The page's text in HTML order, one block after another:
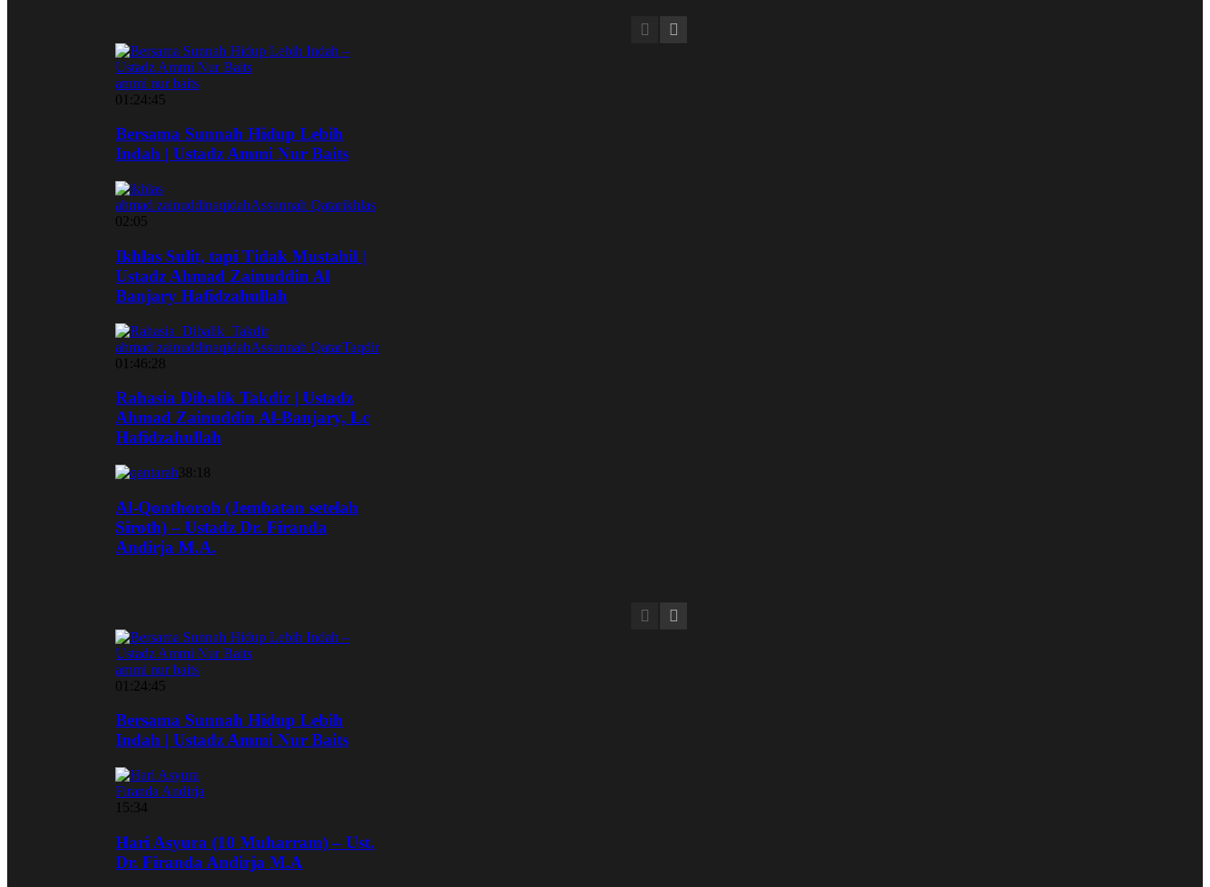
ammi nur baits
01:24:45
Bersama Sunnah Hidup Lebih
Indah | Ustadz Ammi Nur Baits
ahmad zainuddinaqidahAssunnah Qatarikhlas
02:05
Ikhlas Sulit, tapi Tidak Mustahil |
Ustadz Ahmad Zainuddin Al
Banjary Hafidzahullah
ahmad zainuddinaqidahAssunnah QatarTaqdir
01:46:28
Rahasia Dibalik Takdir | Ustadz
Ahmad Zainuddin Al-Banjary, Lc
Hafidzahullah
38:18
Al-Qonthoroh (Jembatan setelah
Siroth) – Ustadz Dr. Firanda
Andirja M.A.
ammi nur baits
01:24:45
Bersama Sunnah Hidup Lebih
Indah | Ustadz Ammi Nur Baits
Firanda Andirja
15:34
Hari Asyura (10 Muharram) – Ust.
Dr. Firanda Andirja M.A